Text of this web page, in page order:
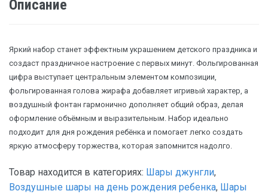
Описание
Яркий набор станет эффектным украшением детского праздника и
создаст праздничное настроение с первых минут. Фольгированная
цифра выступает центральным элементом композиции,
фольгированная голова жирафа добавляет игривый характер, а
воздушный фонтан гармонично дополняет общий образ, делая
оформление объёмным и выразительным. Набор идеально
подходит для дня рождения ребёнка и помогает легко создать
яркую атмосферу торжества, которая запомнится надолго.
Товар находится в категориях: Шары джунгли,
Воздушные шары на день рождения ребенка, Шары